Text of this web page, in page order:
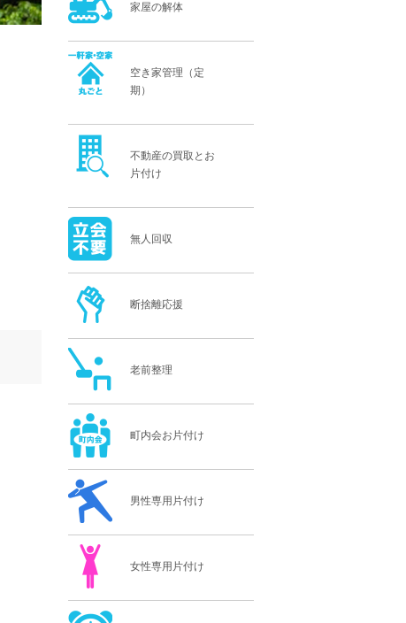
家屋の解体
空き家管理（定
期）
不動産の買取とお
片付け
無人回収
断捨離応援
老前整理
町内会お片付け
男性専用片付け
女性専用片付け